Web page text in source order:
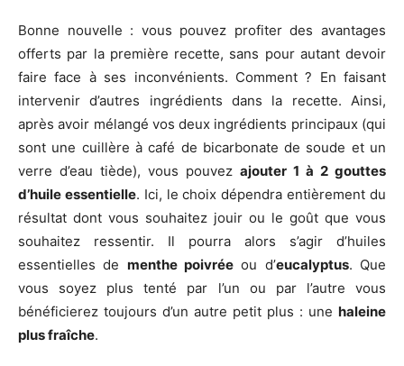
Bonne nouvelle : vous pouvez profiter des avantages
offerts par la première recette, sans pour autant devoir
faire face à ses inconvénients. Comment ? En faisant
intervenir d’autres ingrédients dans la recette. Ainsi,
après avoir mélangé vos deux ingrédients principaux (qui
sont une cuillère à café de bicarbonate de soude et un
verre d’eau tiède), vous pouvez ajouter 1 à 2 gouttes
d’huile essentielle. Ici, le choix dépendra entièrement du
résultat dont vous souhaitez jouir ou le goût que vous
souhaitez ressentir. Il pourra alors s’agir d’huiles
essentielles de menthe poivrée ou d’eucalyptus. Que
vous soyez plus tenté par l’un ou par l’autre vous
bénéficierez toujours d’un autre petit plus : une haleine
plus fraîche.